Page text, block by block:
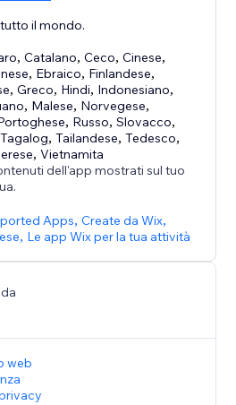
come Wix AI Site Chat,
per includere la chat
stata progettata per sostituire
il mondo.
,Catalano,Ceco,Cinese,
, Ebraico, Finlandese,
,Greco, Hindi, Indonesiano,
, Malese, Norvegese,
, Russo,Slovacco,
Tagalog,Tailandese,Tedesco,
,Vietnamita
dell'app mostrati sul tuo
Apps,Create da Wix,
, Le app Wix per la tua attività
web